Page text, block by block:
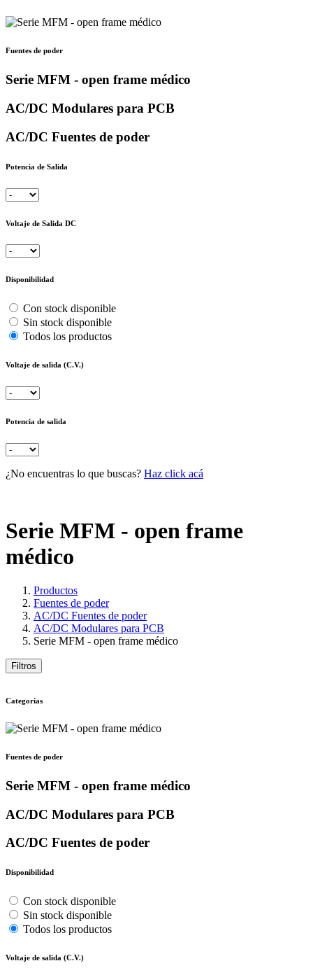
Fuentes de poder
Serie MFM - open frame médico
AC/DC Modulares para PCB
AC/DC Fuentes de poder
Potencia de Salida
Voltaje de Salida DC
Disponibilidad
Con stock disponible
Sin stock disponible
Todos los productos
Voltaje de salida (C.V.)
Potencia de salida
¿No encuentras lo que buscas? Haz click acá
Serie MFM - open frame
médico
Productos
Fuentes de poder
AC/DC Fuentes de poder
AC/DC Modulares para PCB
Serie MFM - open frame médico
Filtros
Categorías
Fuentes de poder
Serie MFM - open frame médico
AC/DC Modulares para PCB
AC/DC Fuentes de poder
Disponibilidad
Con stock disponible
Sin stock disponible
Todos los productos
Voltaje de salida (C.V.)